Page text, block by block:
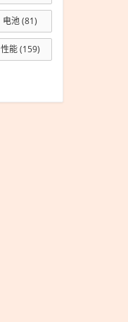
电池(81)
性能(159)